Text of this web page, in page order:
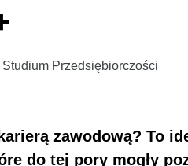
Studium Przedsiębiorczości
zawodową? To
do tej pory mogły